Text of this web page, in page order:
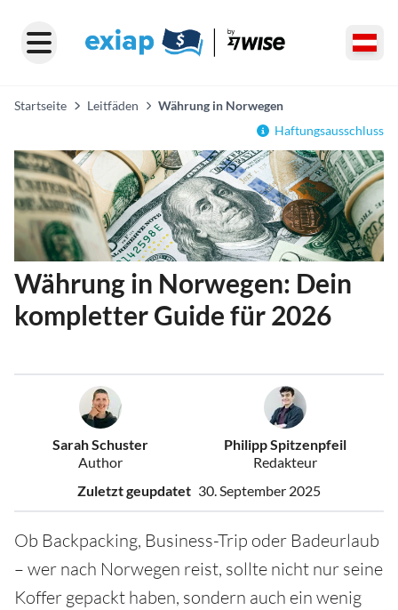
Startseite Leitfäden
Währung in Norwegen
Haftungsausschluss
Währung in Norwegen: Dein
kompletter Guide für 2026
Sarah Schuster
Author
Philipp Spitzenpfeil
Redakteur
Zuletzt geupdatet 30. September 2025
Ob Backpacking, Business-Trip oder Badeurlaub
– wer nach Norwegen reist, sollte nicht nur seine
Koffer gepackt haben, sondern auch ein wenig